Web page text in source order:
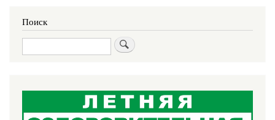
Поиск
Поиск